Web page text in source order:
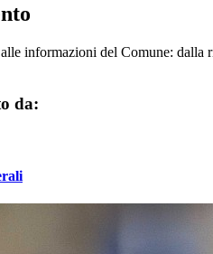
informazioni del Comune:
da: